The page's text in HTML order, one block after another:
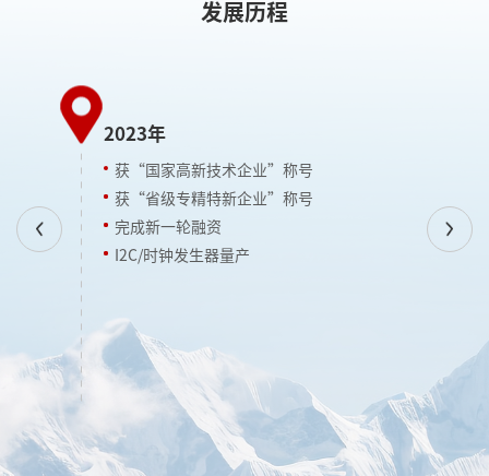
发展历程
2023年
获“国家高新技术企业”称号
获“省级专精特新企业”称号
完成新一轮融资
I2C/时钟发生器量产